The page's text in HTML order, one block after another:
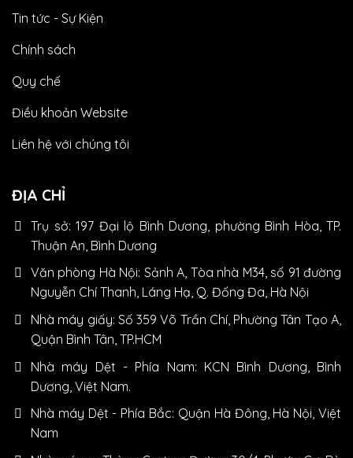
Tin tức - Sự Kiện
Chính sách
Quy chế
Điều khoản Website
Liên hệ với chúng tôi
ĐỊA CHỈ
Trụ sở: 197 Đại lộ Bình Dương, phường Bình Hòa, TP.
Thuận An, Bình Dương
Văn phòng Hà Nội: Sảnh A, Tòa nhà M34, số 91 đường
Nguyễn Chí Thanh, Láng Hạ, Q. Đống Đa, Hà Nội
Nhà máy giấy: Số 359 Võ Trần Chí, Phường Tân Tạo A,
Quận Bình Tân, TP.HCM
Nhà máy Dệt - Phía Nam: KCN Bình Dương, Bình
Dương, Việt Nam.
Nhà máy Dệt - Phía Bắc: Quận Hà Đông, Hà Nội, Việt
Nam